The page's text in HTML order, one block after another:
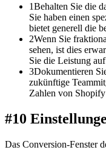
1Behalten Sie die
Sie haben einen
bietet generell die
2Wenn Sie
sehen, ist dies
Sie die Leistung
3Dokumentieren
zukünftige
Zahlen von
#10
Das Conversion-Fenster